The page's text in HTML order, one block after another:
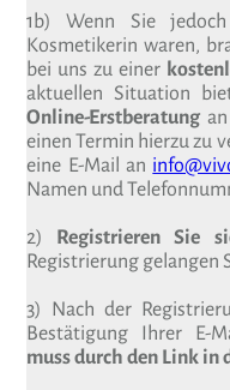
1b) Wenn Sie
Kosmetikerin waren,
bei uns zu einer
aktuellen Situation
Online-Erstberatung
einen Termin hierzu zu
eine E-Mail an
Namen und
2) Registrieren Sie
Registrierung gelangen
3) Nach der
Bestätigung Ihrer E-
muss durch den Link